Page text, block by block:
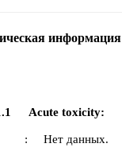
информация
Acute toxicity:
: Нет данных.